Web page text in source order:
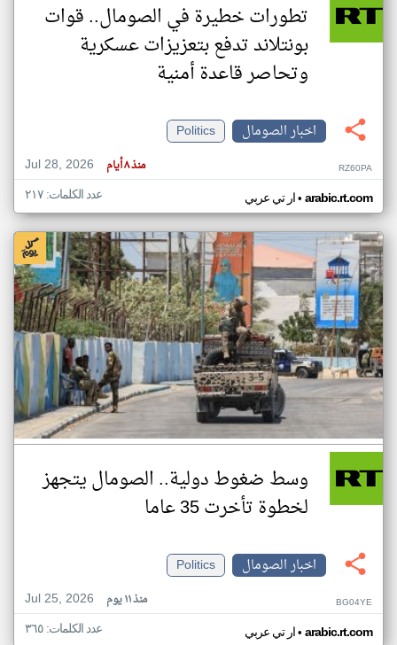
تطورات خطيرة في الصومال.. قوات
بونتلاند تدفع بتعزيزات عسكرية
وتحاصر قاعدة أمنية
اخبار الصومال
Politics
Jul 28, 2026
منذ ٨ أيام RZ60PA
ار تي عربي• arabic.rt.com عدد الكلمات: ٢١٧
وسط ضغوط دولية.. الصومال يتجهز
لخطوة تأخرت 35 عاما
اخبار الصومال
Politics
Jul 25, 2026
منذ ١١ يوم BG04YE
ار تي عربي• arabic.rt.com عدد الكلمات: ٣٦٥